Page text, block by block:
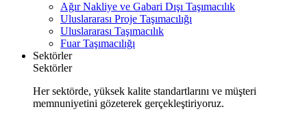
Ağır Nakliye ve Gabari Dışı Taşımacılık
Uluslararası Proje Taşımacılığı
Uluslararası Taşımacılık
Fuar Taşımacılığı
Sektörler
Sektörler
Her sektörde, yüksek kalite standartlarını ve müşteri
memnuniyetini gözeterek gerçekleştiriyoruz.